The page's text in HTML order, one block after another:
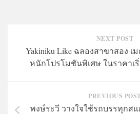
NEXT POST
Yakiniku Like ฉลองสาขาสอง เ
หนักโปรโมชันพิเศษ ในราคาเ
PREVIOUS
พงษ์ระวี วางใจใช้รถบรรทุกส